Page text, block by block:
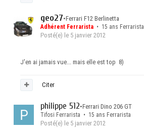
geo27•Ferrari F12 Berlinetta
Adhérent Ferrarista • 15 ans Ferrarista
Posté(e) le 5 janvier 2012
J'en ai jamais vue... mais elle est top 8)
Citer
philippe 512•Ferrari Dino 206 GT
Tifosi Ferrarista • 15 ans Ferrarista
Posté(e) le 5 janvier 2012